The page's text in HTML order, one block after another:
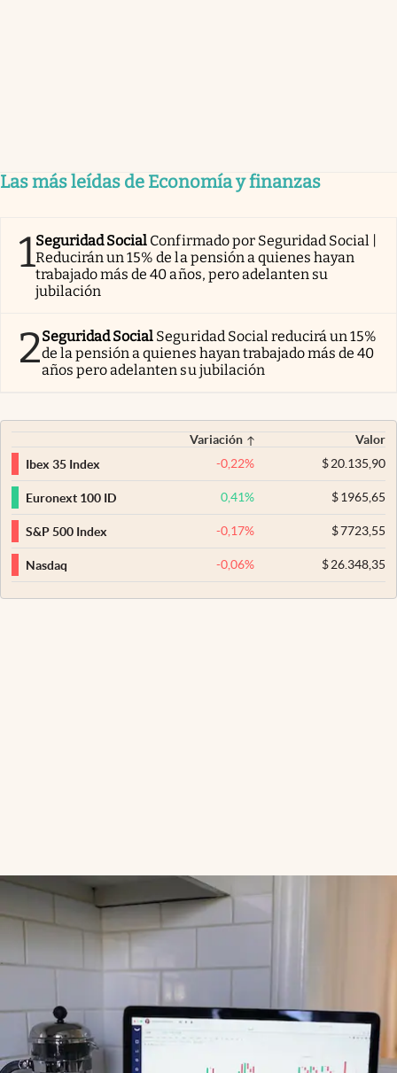
Las más leídas de Economía y finanzas
1Seguridad Social Confirmado por Seguridad Social |
Reducirán un 15% de la pensión a quienes hayan
trabajado más de 40 años, pero adelanten su
jubilación
2Seguridad Social Seguridad Social reducirá un 15%
de la pensión a quienes hayan trabajado más de 40
años pero adelanten su jubilación
Variación
Valor
Ibex 35 Index
-0,22% $20.135,90
Euronext 100 ID 0,41% $1965,65
S&P 500 Index -0,17% $7723,55
Nasdaq -0,06% $26.348,35